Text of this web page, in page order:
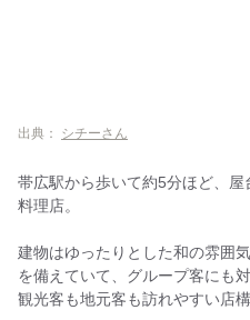
出典： シチーさん
帯広駅から歩いて約5分ほど、
料理店。
建物はゆったりとした和の雰囲
を備えていて、グループ客にも
観光客も地元客も訪れやすい店構